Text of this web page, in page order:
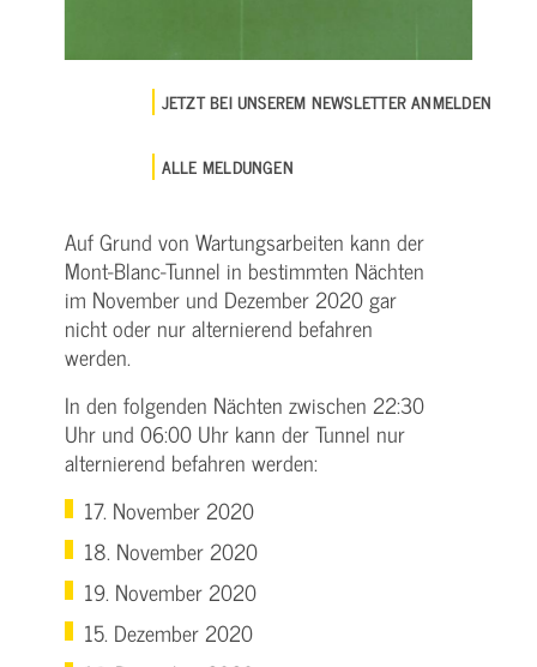
JETZT BEI UNSEREM NEWSLETTER ANMELDEN
ALLE MELDUNGEN
Auf Grund von Wartungsarbeiten kann der
Mont­-Blanc­-Tunnel in bestimmten Nächten
im November und Dezember 2020 gar
nicht oder nur alternierend befahren
werden.
In den folgenden Nächten zwischen 22:30
Uhr und 06:00 Uhr kann der Tunnel nur
alternierend befahren werden:
17. November 2020
18. November 2020
19. November 2020
15. Dezember 2020